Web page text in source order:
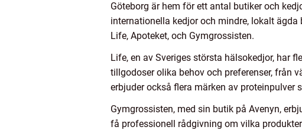
Göteborg är hem för ett antal butiker och
internationella kedjor och mindre, lokalt
Life, Apoteket, och Gymgrossisten.
Life, en av Sveriges största hälsokedjor, har
tillgodoser olika behov och preferenser, från
erbjuder också flera märken av proteinpulver
Gymgrossisten, med sin butik på Avenyn,
få professionell rådgivning om vilka